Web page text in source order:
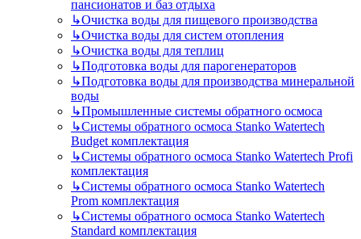
пансионатов и баз отдыха
↳Очистка воды для пищевого производства
↳Очистка воды для систем отопления
↳Очистка воды для теплиц
↳Подготовка воды для парогенераторов
↳Подготовка воды для производства минеральной
воды
↳Промышленные системы обратного осмоса
↳Системы обратного осмоса Stanko Watertech
Budget комплектация
↳Системы обратного осмоса Stanko Watertech Profi
комплектация
↳Системы обратного осмоса Stanko Watertech
Prom комплектация
↳Системы обратного осмоса Stanko Watertech
Standard комплектация